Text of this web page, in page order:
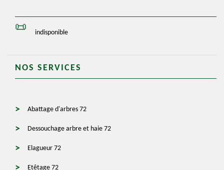
indisponible
NOS SERVICES
Abattage d'arbres 72
Dessouchage arbre et haie 72
Elagueur 72
Etêtage 72